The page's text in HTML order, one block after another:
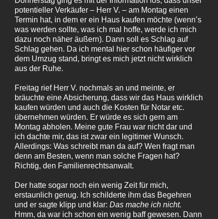
potentieller Verkäufer – Herr V. – am Montag einen
Termin hat, in dem er ein Haus kaufen möchte (wenn’s
was werden sollte, was ich mal hoffe, werde ich mich
dazu noch näher äußern). Dann soll es Schlag auf
Schlag gehen. Da ich mental hier schon häufiger vor
dem Umzug stand, bringt es mich jetzt nicht wirklich
aus der Ruhe.
Freitag rief Herr V. nochmals an und meinte, er
bräuchte eine Absicherung, dass wir das Haus wirklich
kaufen würden und auch die Kosten für Notar etc.
übernehmen würden. Er würde es sich gern am
Montag abholen. Meine gute Frau war nicht dar und
ich dachte mir, das ist zwar ein legitimer Wunsch.
Allerdings: Was schreibt man da auf? Wen fragt man
denn am Besten, wenn man solche Fragen hat?
Richtig, den Familienrechtsanwalt.
Der hatte sogar noch ein wenig Zeit für mich,
erstaunlich genug. Ich schilderte ihm das Begehren
und er sagte klipp und klar: Das mache ich nicht.
Hmm, da war ich schon ein wenig baff gewesen. Dann